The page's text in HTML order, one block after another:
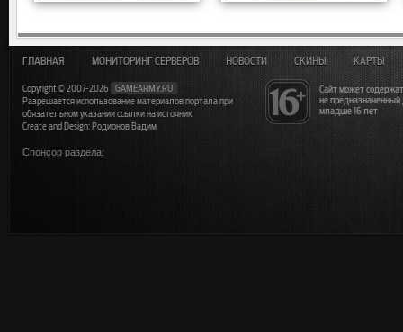
Сайт может
не
младше 16 лет
ГЛАВНАЯ МОНИТОРИНГ СЕРВЕРОВ НОВОСТИ СКИНЫ КАРТЫ
Copyright © 2007-2026
GAMEARMY.RU
Разрешается использование материалов портала при
обязательном указании ссылки на источник
Create and Design: Родионов Вадим
Спонсор раздела: